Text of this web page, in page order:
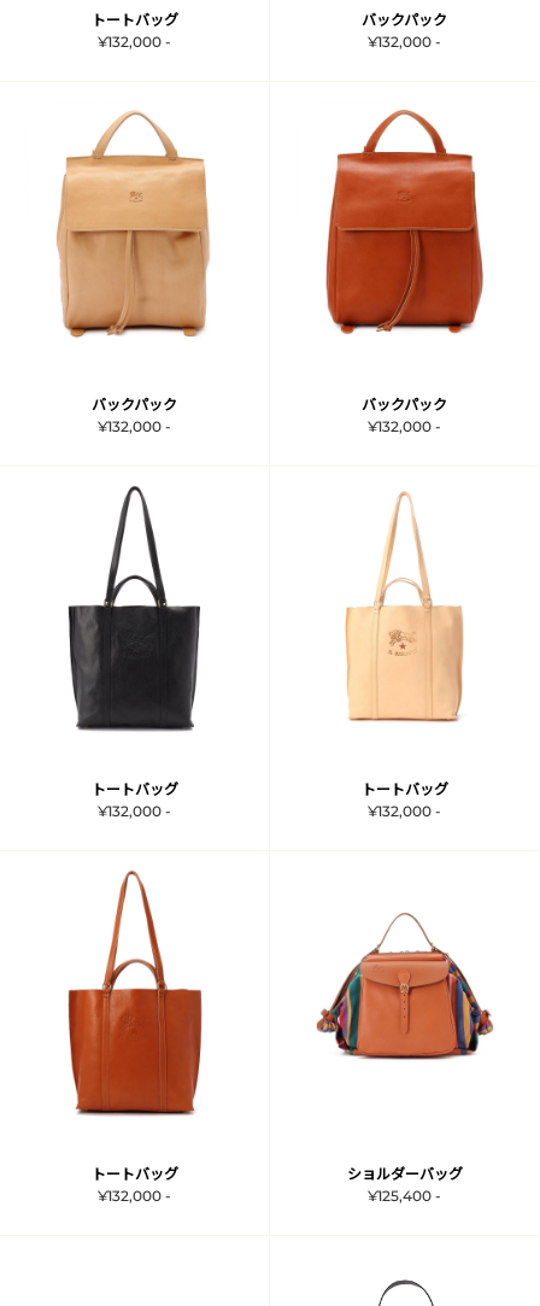
トートバッグ
¥132,000 -
バックパック
¥132,000 -
バックパック
¥132,000 -
バックパック
¥132,000 -
トートバッグ
¥132,000 -
トートバッグ
¥132,000 -
トートバッグ
¥132,000 -
ショルダーバッグ
¥125,400 -